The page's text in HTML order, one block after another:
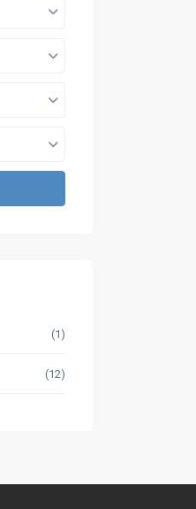
(1)
(12)